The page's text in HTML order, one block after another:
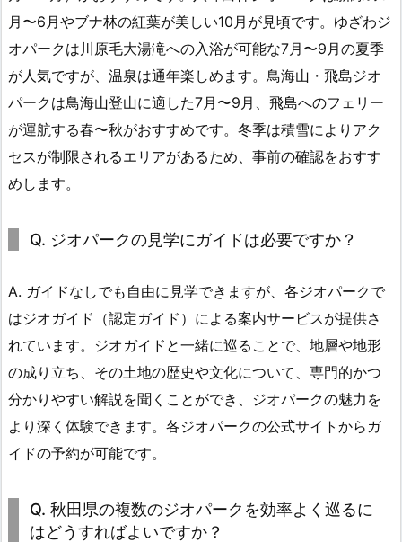
月〜6月やブナ林の紅葉が美しい10月が見頃です。ゆざわジ
オパークは川原毛大湯滝への入浴が可能な7月〜9月の夏季
が人気ですが、温泉は通年楽しめます。鳥海山・飛島ジオ
パークは鳥海山登山に適した7月〜9月、飛島へのフェリー
が運航する春〜秋がおすすめです。冬季は積雪によりアク
セスが制限されるエリアがあるため、事前の確認をおすす
めします。
Q. ジオパークの見学にガイドは必要ですか？
A. ガイドなしでも自由に見学できますが、各ジオパークで
はジオガイド（認定ガイド）による案内サービスが提供さ
れています。ジオガイドと一緒に巡ることで、地層や地形
の成り立ち、その土地の歴史や文化について、専門的かつ
分かりやすい解説を聞くことができ、ジオパークの魅力を
より深く体験できます。各ジオパークの公式サイトからガ
イドの予約が可能です。
Q. 秋田県の複数のジオパークを効率よく巡るに
はどうすればよいですか？